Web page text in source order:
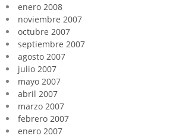
enero 2008
noviembre 2007
octubre 2007
septiembre 2007
agosto 2007
julio 2007
mayo 2007
abril 2007
marzo 2007
febrero 2007
enero 2007